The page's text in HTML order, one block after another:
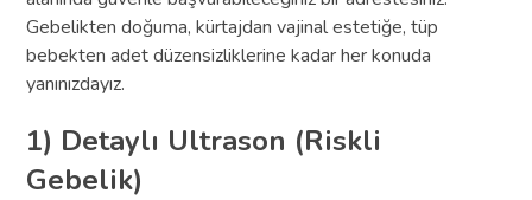
Gebelikten doğuma, kürtajdan vajinal estetiğe, tüp
bebekten adet düzensizliklerine kadar her konuda
yanınızdayız.
1) Detaylı Ultrason (Riskli
Gebelik)